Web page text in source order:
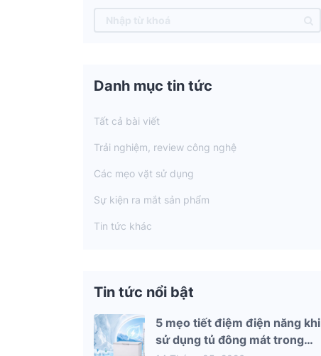
Danh mục tin tức
Tất cả bài viết
Trải nghiệm, review công nghệ
Các mẹo vặt sử dụng
Sự kiện ra mắt sản phẩm
Tin tức khác
Tin tức nổi bật
5 mẹo tiết điệm điện năng khi
sử dụng tủ đông mát trong